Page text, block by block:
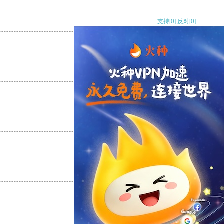
支持[0] 反对[0]
支持[0] 反对
支持
反对 [0]
支持[0] 反对[0]